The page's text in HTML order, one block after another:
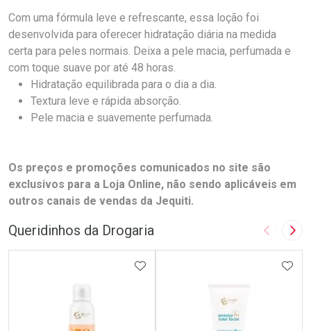
Com uma fórmula leve e refrescante, essa loção foi
desenvolvida para oferecer hidratação diária na medida
certa para peles normais. Deixa a pele macia, perfumada e
com toque suave por até 48 horas.
Hidratação equilibrada para o dia a dia.
Textura leve e rápida absorção.
Pele macia e suavemente perfumada.
Os preços e promoções comunicados no site são
exclusivos para a Loja Online, não sendo aplicáveis em
outros canais de vendas da Jequiti.
Queridinhos da Drogaria Imagem
ADICIONAR AOS FAVORITOS